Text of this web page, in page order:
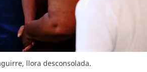
llora desconsolada.